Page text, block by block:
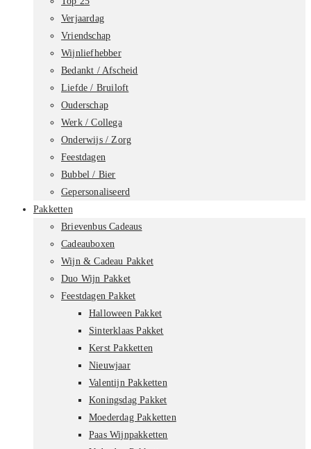
Verjaardag
Vriendschap
Wijnliefhebber
Bedankt / Afscheid
Liefde / Bruiloft
Ouderschap
Werk / Collega
Onderwijs / Zorg
Feestdagen
Bubbel / Bier
Gepersonaliseerd
Pakketten
Brievenbus Cadeaus
Cadeauboxen
Wijn & Cadeau Pakket
Duo Wijn Pakket
Feestdagen Pakket
Halloween Pakket
Sinterklaas Pakket
Kerst Pakketten
Nieuwjaar
Valentijn Pakketten
Koningsdag Pakket
Moederdag Pakketten
Paas Wijnpakketten